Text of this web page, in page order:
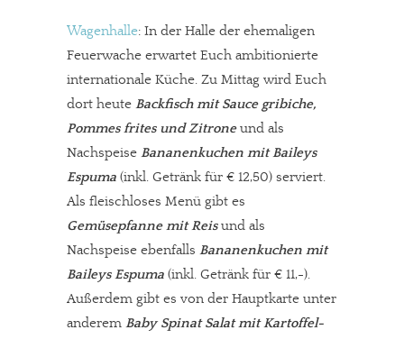
Wagenhalle: In der Halle der ehemaligen
Feuerwache erwartet Euch ambitionierte
internationale Küche. Zu Mittag wird Euch
dort heute Backfisch mit Sauce gribiche,
Pommes frites und Zitroneund als
Nachspeise Bananenkuchen mit Baileys
Espuma (inkl. Getränk für € 12,50) serviert.
Als fleischloses Menü gibt es
Gemüsepfanne mit Reisund als
Nachspeise ebenfalls Bananenkuchen mit
Baileys Espuma (inkl. Getränk für € 11,-).
Außerdem gibt es von der Hauptkarte unter
anderem Baby Spinat Salat mit Kartoffel-